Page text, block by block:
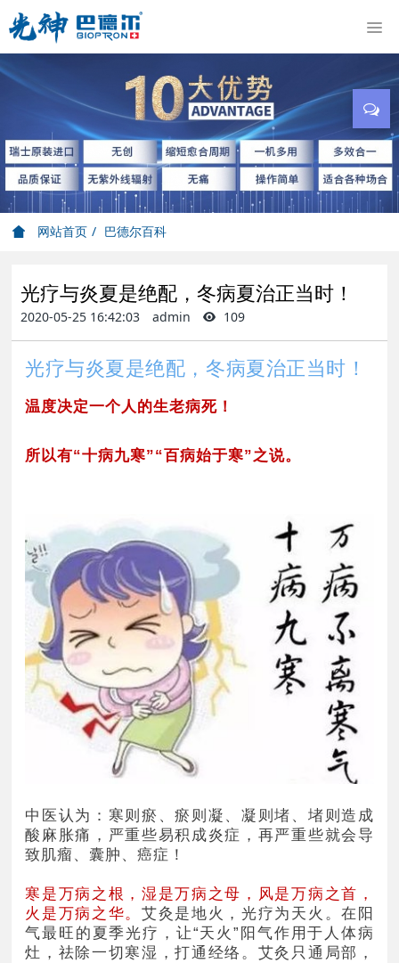
网站首页 巴德尔百科
光疗与炎夏是绝配，冬病夏治正当时！
2020-05-25 16:42:03 admin 109
光疗与炎夏是绝配，冬病夏治正当时！
温度决定一个人的生老病死！
所以有“十病九寒”“百病始于寒”之说。
中医认为：寒则瘀、瘀则凝、凝则堵、堵则造成
酸麻胀痛，严重些易积成炎症，再严重些就会导
致肌瘤、囊肿、癌症！
寒是万病之根，湿是万病之母，风是万病之首，
火是万病之华。 艾灸是地火，光疗为天火。在阳
气最旺的夏季光疗，让“天火” 阳气作用于人体病
灶，祛除一切寒湿，打通经络。艾灸只通局部，